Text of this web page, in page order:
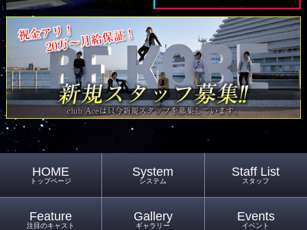
HOME
トップページ
System
システム
Staff List
スタッフ
Feature
注目のキャスト
Gallery
ギャラリー
Events
イベント